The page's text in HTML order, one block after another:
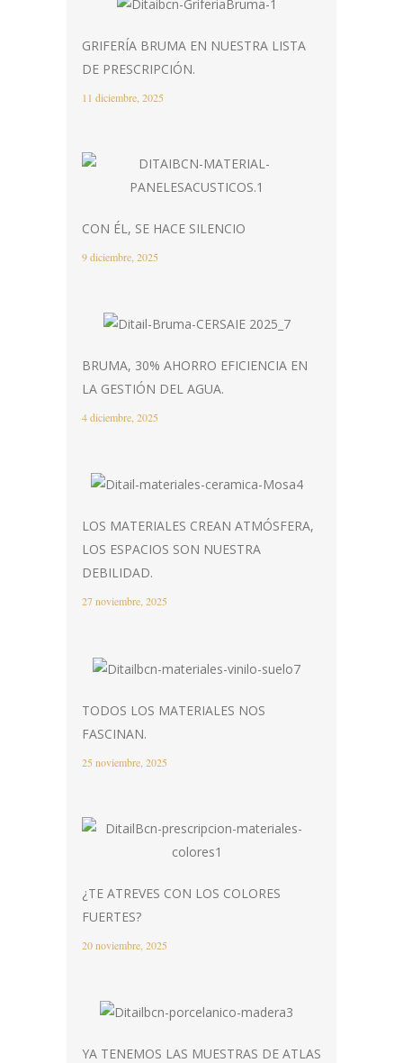
GRIFERÍA BRUMA EN NUESTRA LISTA
DE PRESCRIPCIÓN.
11 diciembre, 2025
CON ÉL, SE HACE SILENCIO
9 diciembre, 2025
BRUMA, 30% AHORRO EFICIENCIA EN
LA GESTIÓN DEL AGUA.
4 diciembre, 2025
LOS MATERIALES CREAN ATMÓSFERA,
LOS ESPACIOS SON NUESTRA
DEBILIDAD.
27 noviembre, 2025
TODOS LOS MATERIALES NOS
FASCINAN.
25 noviembre, 2025
¿TE ATREVES CON LOS COLORES
FUERTES?
20 noviembre, 2025
YA TENEMOS LAS MUESTRAS DE ATLAS